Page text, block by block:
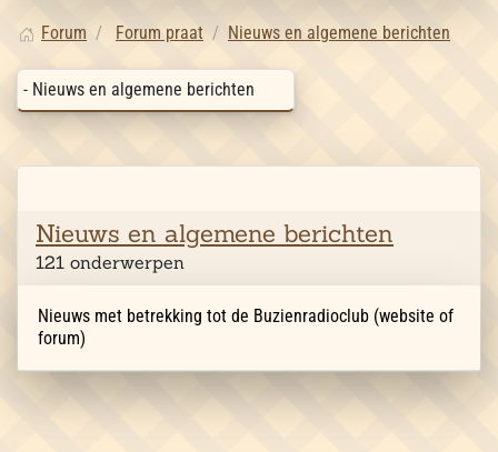
Forum Forum praat Nieuws en algemene berichten
Nieuws en algemene berichten
121 onderwerpen
Nieuws met betrekking tot de Buzienradioclub (website of
forum)